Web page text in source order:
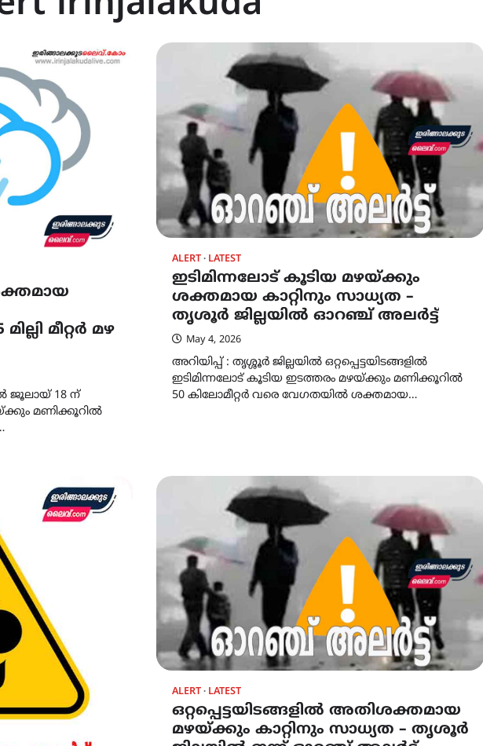
മീറ്റർ മഴ
ജൂലായ് 18 ന്
മണിക്കൂറിൽ
ALERT LATEST
ഇടിമിന്നലോട് കൂടിയ മഴയ്ക്കും
ശക്തമായ കാറ്റിനും സാധ്യത –
തൃശൂർ ജില്ലയിൽ ഓറഞ്ച് അലർട്ട്
May 4, 2026
അറിയിപ്പ് : തൃശ്ശൂർ ജില്ലയിൽ ഒറ്റപ്പെട്ടയിടങ്ങളിൽ
ഇടിമിന്നലോട് കൂടിയ ഇടത്തരം മഴയ്ക്കും മണിക്കൂറിൽ
50 കിലോമീറ്റർ വരെ വേഗതയിൽ ശക്തമായ…
ALERT LATEST
ഒറ്റപ്പെട്ടയിടങ്ങളിൽ അതിശക്തമായ
മഴയ്ക്കും കാറ്റിനും സാധ്യത – തൃശൂർ